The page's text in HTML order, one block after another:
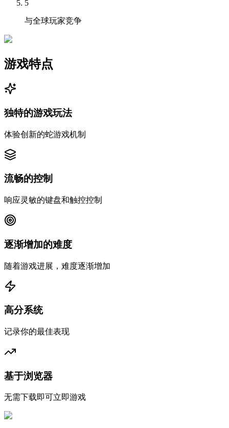
5
与全球玩家竞争
游戏特点
独特的游戏玩法
体验创新的蛇游戏机制
流畅的控制
响应灵敏的键盘和触控控制
逐渐增加的难度
随着游戏进展，难度逐渐增加
高分系统
记录你的最佳表现
基于浏览器
无需下载即可立即游戏